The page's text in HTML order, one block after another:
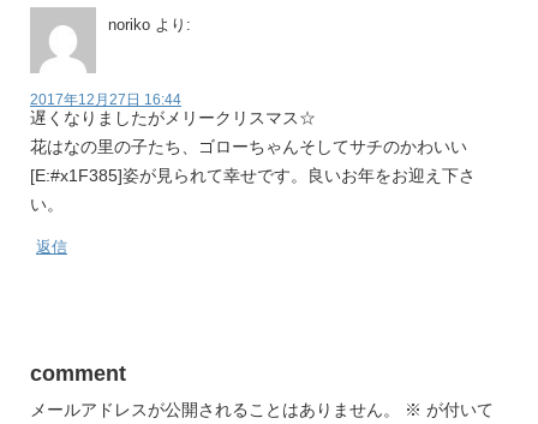
noriko より:
2017年12月27日 16:44
遅くなりましたがメリークリスマス☆
花はなの里の子たち、ゴローちゃんそしてサチのかわいい
[E:#x1F385]姿が見られて幸せです。良いお年をお迎え下さ
い。
返信
comment
メールアドレスが公開されることはありません。 ※ が付いて